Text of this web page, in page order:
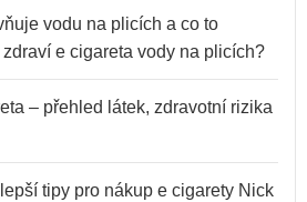
vodu na plicích a co to
e cigareta vody na plicích?
– přehled látek, zdravotní rizika
tipy pro nákup e cigarety Nick